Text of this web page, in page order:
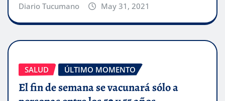
Diario Tucumano May 31, 2021
SALUD ÚLTIMO MOMENTO
El fin de semana se vacunará sólo a